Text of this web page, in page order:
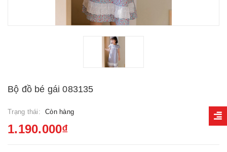
Bộ đồ bé gái 083135
Trạng thái: Còn hàng
1.190.000₫